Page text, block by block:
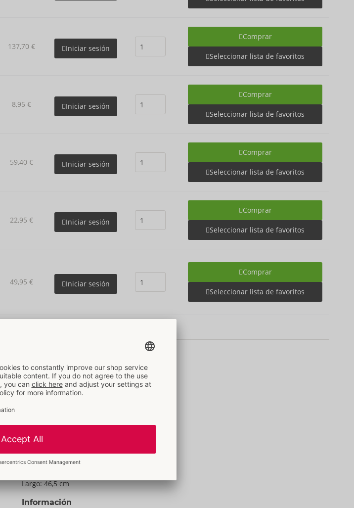
137,70 € Iniciar sesión
Comprar
Seleccionar lista de favoritos
8,95 € Iniciar sesión
Comprar
Seleccionar lista de favoritos
59,40 € Iniciar sesión
Comprar
Seleccionar lista de favoritos
22,95 € Iniciar sesión
Comprar
Seleccionar lista de favoritos
49,95 € Iniciar sesión
Comprar
Seleccionar lista de favoritos
Material:
Naturkautschuklatex
A la información material
Ancho: 15 cm
Largo: 46,5 cm
Información